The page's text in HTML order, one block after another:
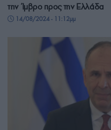
την Ίμβρο προς την Ελλάδα
14/08/2024 - 11:12μμ